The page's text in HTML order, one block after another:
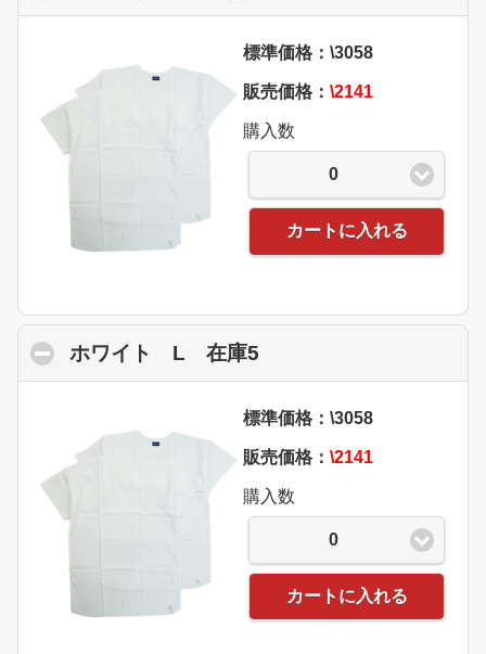
標準価格：\3058
販売価格： \2141
購入数
0
カートに入れる
ホワイト L 在庫5
標準価格：\3058
販売価格： \2141
購入数
0
カートに入れる